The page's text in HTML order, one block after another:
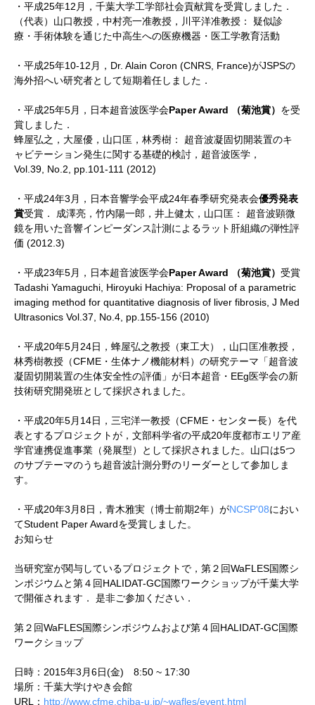
・平成25年12月，千葉大学工学部社会貢献賞を受賞しました．
（代表）山口教授，中村亮一准教授，川平洋准教授： 疑似診
療・手術体験を通じた中高生への医療機器・医工学教育活動
・平成25年10-12月，Dr. Alain Coron (CNRS, France)がJSPSの
海外招へい研究者として短期着任しました．
・平成25年5月，日本超音波医学会Paper Award （菊池賞） を受
賞しました．
蜂屋弘之，大屋優，山口匡，林秀樹： 超音波凝固切開装置のキ
ャビテーション発生に関する基礎的検討，超音波医学，
Vol.39, No.2, pp.101-111 (2012)
・平成24年3月，日本音響学会平成24年春季研究発表会優秀発表
賞受賞． 成澤亮，竹内陽一郎，井上健太，山口匡： 超音波顕微
鏡を用いた音響インピーダンス計測によるラット肝組織の弾性評
価 (2012.3)
・平成23年5月，日本超音波医学会Paper Award （菊池賞） 受賞
Tadashi Yamaguchi, Hiroyuki Hachiya: Proposal of a parametric
imaging method for quantitative diagnosis of liver fibrosis, J Med
Ultrasonics Vol.37, No.4, pp.155-156 (2010)
・平成20年5月24日，蜂屋弘之教授（東工大），山口匡准教授，
林秀樹教授（CFME・生体ナノ機能材料）の研究テーマ「超音波
凝固切開装置の生体安全性の評価」が日本超音・EEg医学会の新
技術研究開発班として採択されました。
・平成20年5月14日，三宅洋一教授（CFME・センター長）を代
表とするプロジェクトが，文部科学省の平成20年度都市エリア産
学官連携促進事業（発展型）として採択されました。山口は5つ
のサブテーマのうち超音波計測分野のリーダーとして参加しま
す。
・平成20年3月8日，青木雅実（博士前期2年）がNCSP'08におい
てStudent Paper Awardを受賞しました。
お知らせ
当研究室が関与しているプロジェクトで，第２回WaFLES国際シ
ンポジウムと第４回HALIDAT-GC国際ワークショップが千葉大学
で開催されます． 是非ご参加ください．
第２回WaFLES国際シンポジウムおよび第４回HALIDAT-GC国際
ワークショップ
日時：2015年3月6日(金) 8:50 ~ 17:30
場所：千葉大学けやき会館
URL： http://www.cfme.chiba-u.jp/~wafles/event.html